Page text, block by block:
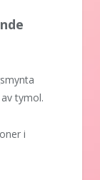
tymol.
i